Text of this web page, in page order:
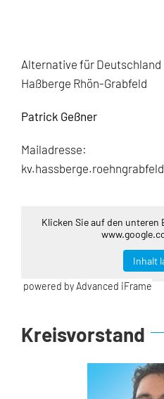
Alternative für Deutschland
Haßberge Rhön-Grabfeld
Patrick Geßner
Mailadresse:
Klicken Sie auf den
Inhalt
powered by Advanced iFrame
Kreisvorstand